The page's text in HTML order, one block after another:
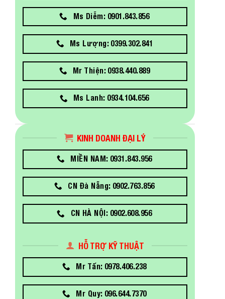
Ms Diễm: 0901.843.856
Ms Lượng: 0399.302.841
Mr Thiện: 0938.440.889
Ms Lanh: 0934.104.656
KINH DOANH ĐẠI LÝ
MIỀN NAM: 0931.843.956
CN Đà Nẵng: 0902.763.856
CN HÀ NỘI: 0902.608.956
HỖ TRỢ KỸ THUẬT
Mr Tấn: 0978.406.238
Mr Quy: 096.644.7370